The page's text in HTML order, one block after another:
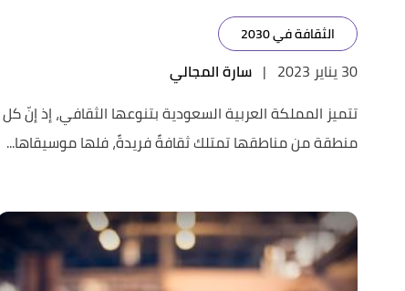
الثقافة في 2030
30 يناير 2023 | سارة المجالي
تتميز المملكة العربية السعودية بتنوعها الثقافي، إذ إنّ كل
منطقة من مناطقها تمتلك ثقافةً فريدةً، فلها موسيقاها...